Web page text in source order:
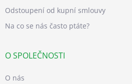
Odstoupení od kupní smlouvy
Na co se nás často ptáte?
O SPOLEČNOSTI
O nás